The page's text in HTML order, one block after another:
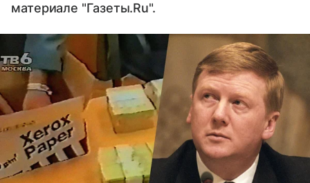
материале "Газеты.Ru".